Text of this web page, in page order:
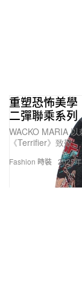
Fashion 時裝
重塑恐怖美學
二彈聯乘系列
WACKO MARIA
《Terrifier》致敬。
2025